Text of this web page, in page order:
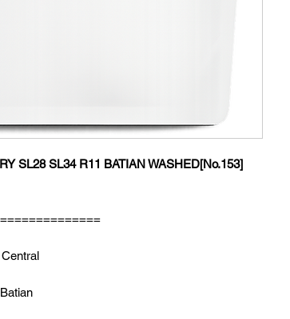
SL28 SL34 R11 BATIAN WASHED[No.153]